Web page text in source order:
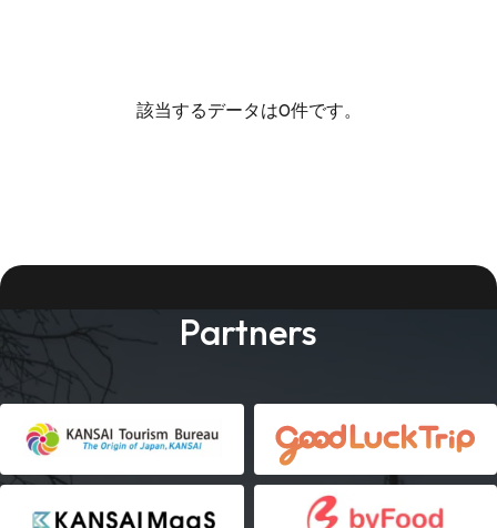
該当するデータは0件です。
Partners